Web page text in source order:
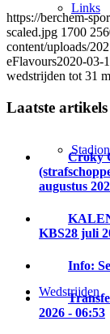
Links
Stadion
Wedstrijden
https://berchem-
scaled.jpg 1700
content/uploads/
eFlavours2020-03-
wedstrijden tot 31
Laatste artikels
Croky
augustus
KBS28 juli
Info:
2026 - 06:53